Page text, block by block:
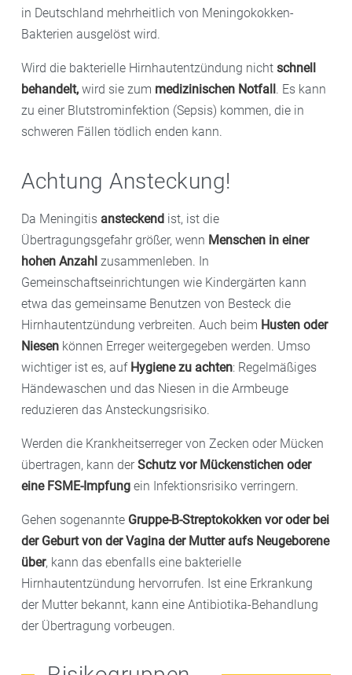
in Deutschland mehrheitlich von Meningokokken-
Bakterien ausgelöst wird.
Wird die bakterielle Hirnhautentzündung nicht schnell
behandelt, wird sie zum medizinischen Notfall. Es kann
zu einer Blutstrominfektion (Sepsis) kommen, die in
schweren Fällen tödlich enden kann.
Achtung Ansteckung!
Da Meningitis ansteckend ist, ist die
Übertragungsgefahr größer, wenn Menschen in einer
hohen Anzahl zusammenleben. In
Gemeinschaftseinrichtungen wie Kindergärten kann
etwa das gemeinsame Benutzen von Besteck die
Hirnhautentzündung verbreiten. Auch beim Husten oder
Niesen können Erreger weitergegeben werden. Umso
wichtiger ist es, auf Hygiene zu achten: Regelmäßiges
Händewaschen und das Niesen in die Armbeuge
reduzieren das Ansteckungsrisiko.
Werden die Krankheitserreger von Zecken oder Mücken
übertragen, kann der Schutz vor Mückenstichen oder
eine FSME-Impfung ein Infektionsrisiko verringern.
Gehen sogenannte Gruppe-B-Streptokokken vor oder bei
der Geburt von der Vagina der Mutter aufs Neugeborene
über, kann das ebenfalls eine bakterielle
Hirnhautentzündung hervorrufen. Ist eine Erkrankung
der Mutter bekannt, kann eine Antibiotika-Behandlung
der Übertragung vorbeugen.